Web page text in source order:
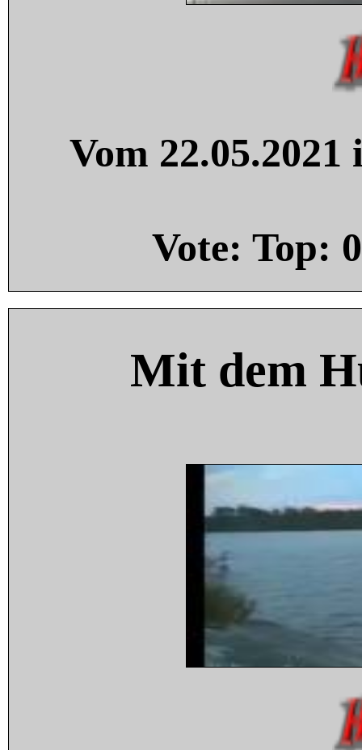
Vom
Vote: Top: 0
Mit dem